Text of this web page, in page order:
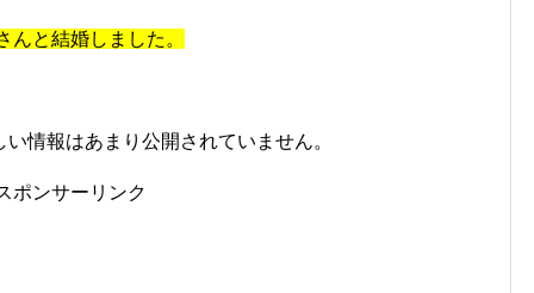
んと結婚しました。
情報はあまり公開されていません。
ポンサーリンク